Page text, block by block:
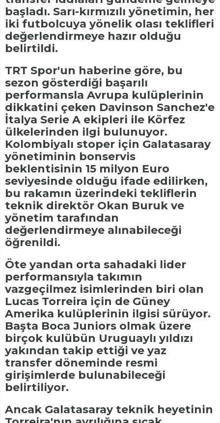
başladı. Sarı-kırmızılı yönetimin, her
iki futbolcuya yönelik olası teklifleri
değerlendirmeye hazır olduğu
belirtildi.
TRT Spor'un haberine göre, bu
sezon gösterdiği başarılı
performansla Avrupa kulüplerinin
dikkatini çeken Davinson Sanchez'e
İtalya Serie A ekipleri ile Körfez
ülkelerinden ilgi bulunuyor.
Kolombiyalı stoper için Galatasaray
yönetiminin bonservis
beklentisinin 15 milyon Euro
seviyesinde olduğu ifade edilirken,
bu rakamın üzerindeki tekliflerin
teknik direktör Okan Buruk ve
yönetim tarafından
değerlendirmeye alınabileceği
öğrenildi.
Öte yandan orta sahadaki lider
performansıyla takımın
vazgeçilmez isimlerinden biri olan
Lucas Torreira için de Güney
Amerika kulüplerinin ilgisi sürüyor.
Başta Boca Juniors olmak üzere
birçok kulübün Uruguaylı yıldızı
yakından takip ettiği ve yaz
transfer döneminde resmi
girişimlerde bulunabileceği
belirtiliyor.
Ancak Galatasaray teknik heyetinin